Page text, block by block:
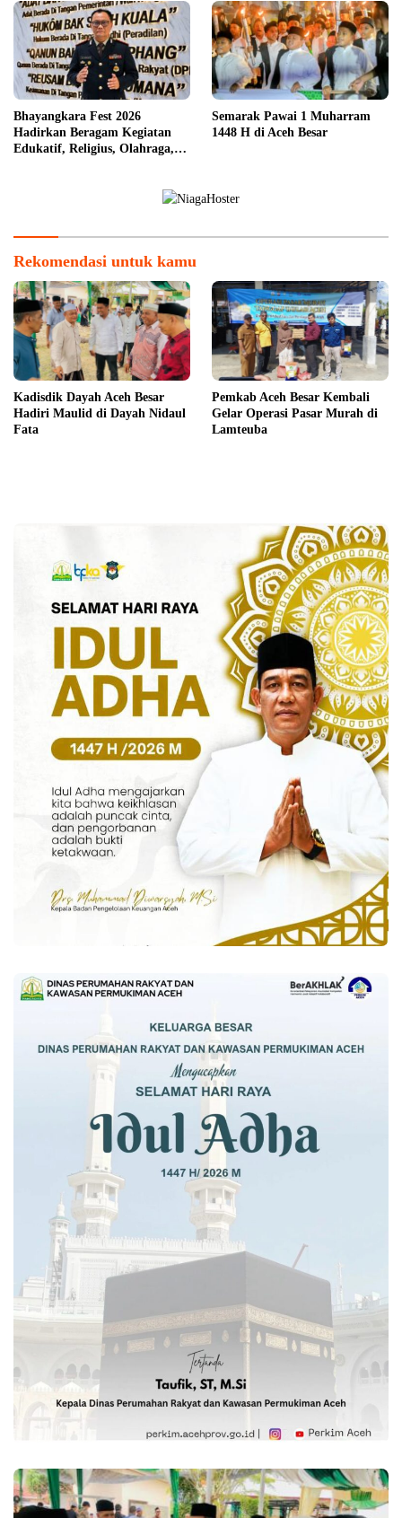
Bhayangkara Fest 2026
Hadirkan Beragam Kegiatan
Edukatif, Religius, Olahraga,
Semarak Pawai 1 Muharram
1448 H di Aceh Besar
Rekomendasi untuk kamu
Kadisdik Dayah Aceh Besar
Hadiri Maulid di Dayah Nidaul
Fata
Pemkab Aceh Besar Kembali
Gelar Operasi Pasar Murah di
Lamteuba